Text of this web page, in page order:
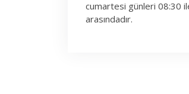
cumartesi günleri 08:30
arasındadır.